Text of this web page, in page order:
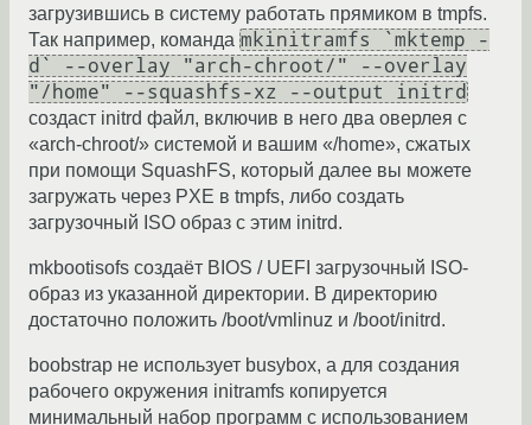
загрузившись в систему работать прямиком в tmpfs.
Так например, команда mkinitramfs `mktemp -
d` --overlay "arch-chroot/" --overlay
"/home" --squashfs-xz --output initrd
создаст initrd файл, включив в него два оверлея с
«arch-chroot/» системой и вашим «/home», сжатых
при помощи SquashFS, который далее вы можете
загружать через PXE в tmpfs, либо создать
загрузочный ISO образ с этим initrd.
mkbootisofs создаёт BIOS / UEFI загрузочный ISO-
образ из указанной директории. В директорию
достаточно положить /boot/vmlinuz и /boot/initrd.
boobstrap не использует busybox, а для создания
рабочего окружения initramfs копируется
минимальный набор программ с использованием